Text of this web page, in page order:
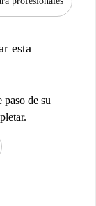
esta
paso de su